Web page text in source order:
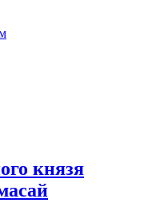
князя